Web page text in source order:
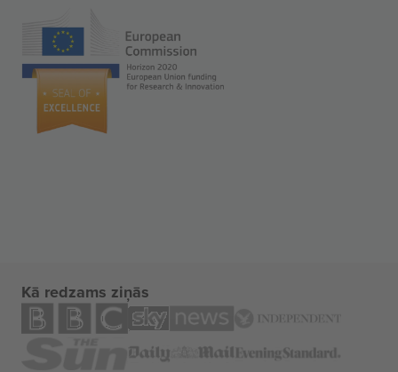
Kā redzams ziņās